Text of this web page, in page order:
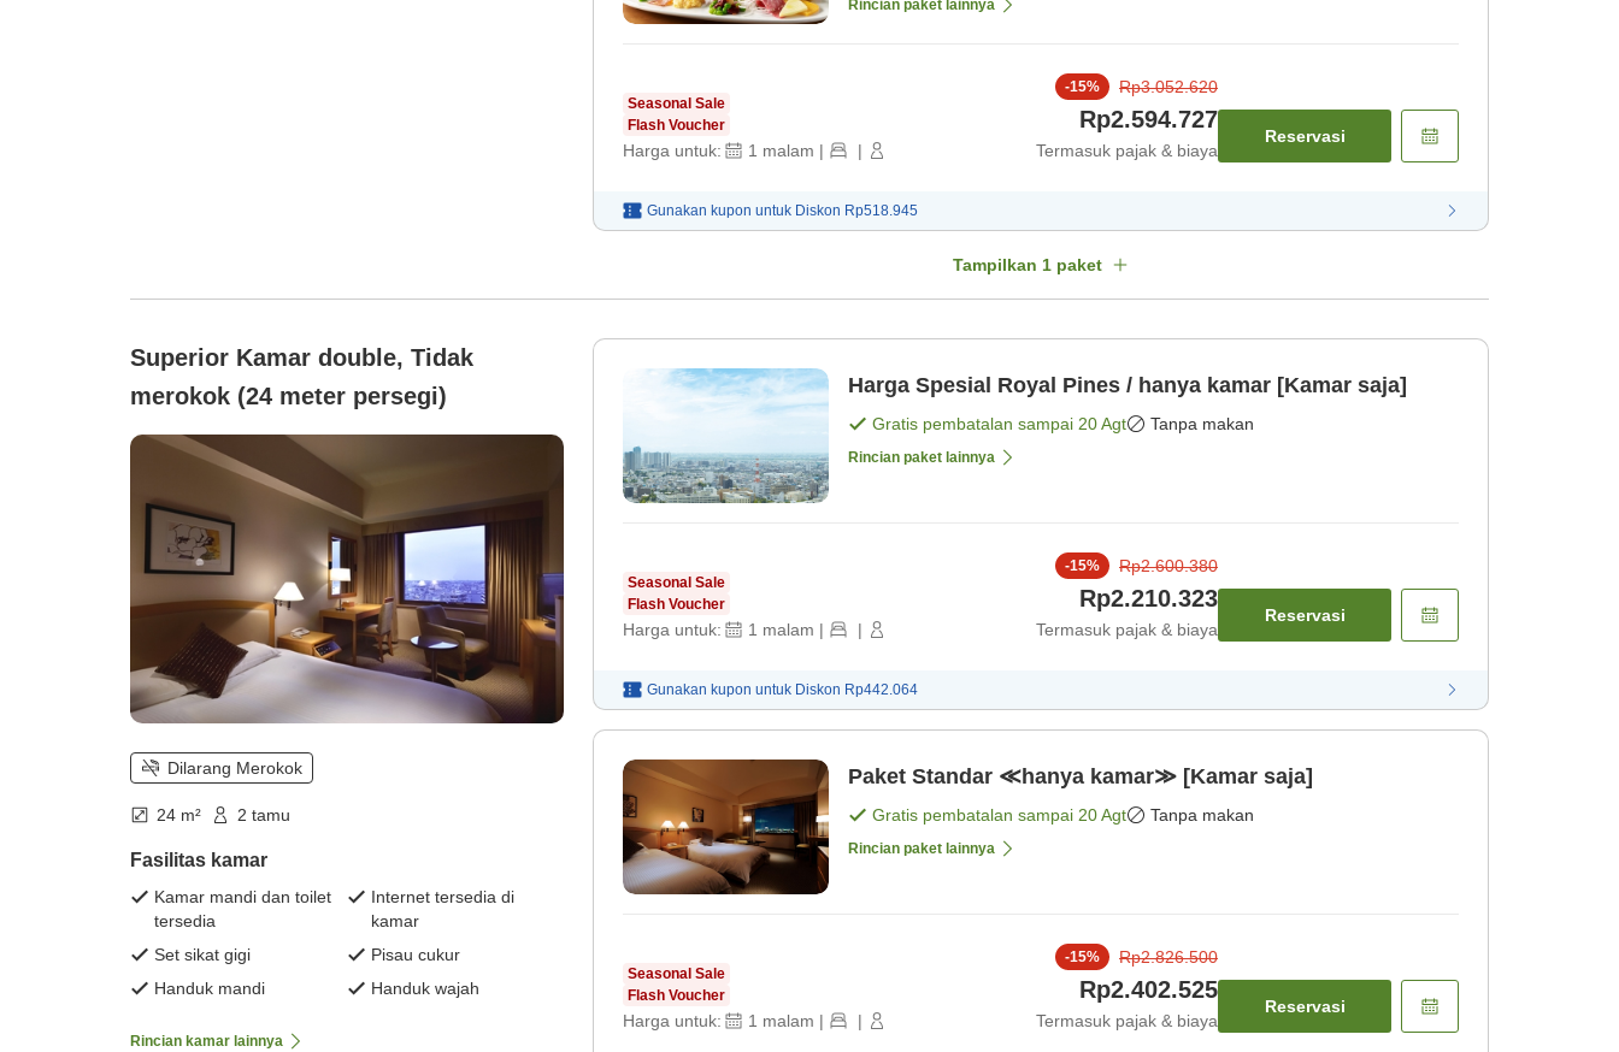
Rincian paket lainnya
Seasonal Sale
Flash Voucher
Harga untuk: 1 malam | |
-15% Rp3.052.620
Rp2.594.727
Termasuk pajak & biaya
Reservasi
Gunakan kupon untuk Diskon Rp518.945
Tampilkan 1 paket
Superior Kamar double, Tidak
merokok (24 meter persegi)
Dilarang Merokok
24 m² 2 tamu
Fasilitas kamar
Kamar mandi dan toilet
tersedia
Internet tersedia di
kamar
Set sikat gigi
Pisau cukur
Handuk mandi
Handuk wajah
Rincian kamar lainnya
Harga Spesial Royal Pines / hanya kamar [Kamar saja]
Gratis pembatalan sampai 20 Agt Tanpa makan
Rincian paket lainnya
Seasonal Sale
Flash Voucher
Harga untuk: 1 malam | |
-15% Rp2.600.380
Rp2.210.323
Termasuk pajak & biaya
Reservasi
Gunakan kupon untuk Diskon Rp442.064
Paket Standar ≪hanya kamar≫ [Kamar saja]
Gratis pembatalan sampai 20 Agt Tanpa makan
Rincian paket lainnya
Seasonal Sale
Flash Voucher
Harga untuk: 1 malam | |
-15% Rp2.826.500
Rp2.402.525
Termasuk pajak & biaya
Reservasi